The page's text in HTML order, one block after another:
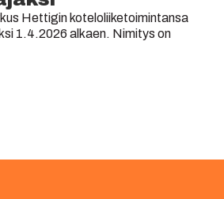
Hettigin koteloliiketoimintansa
1.4.2026 alkaen. Nimitys on